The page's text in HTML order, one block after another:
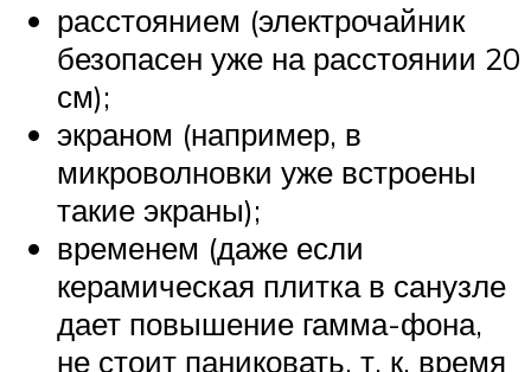
расстоянием (электрочайник
безопасен уже на расстоянии 20
см);
экраном (например, в
микроволновки уже встроены
такие экраны);
временем (даже если
керамическая плитка в санузле
дает повышение гамма-фона,
не стоит паниковать, т. к. время